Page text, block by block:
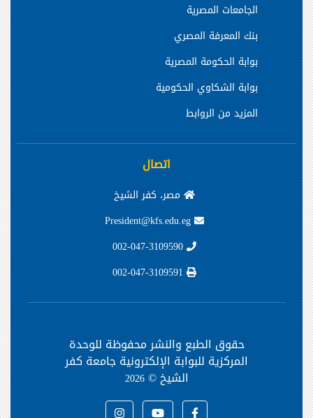
الجامعات المصرية
بنك المعرفة المصري
بوابة الحكومة المصرية
بوابة الشكاوي الحكومية
المزيد من الروابط
اتصال
مصر، كفر الشيخ
حقوق الطبع والنشر محفوظة للوحدة
المركزية للبوابة الإلكترونية جامعة كفر
الشيخ ©2026